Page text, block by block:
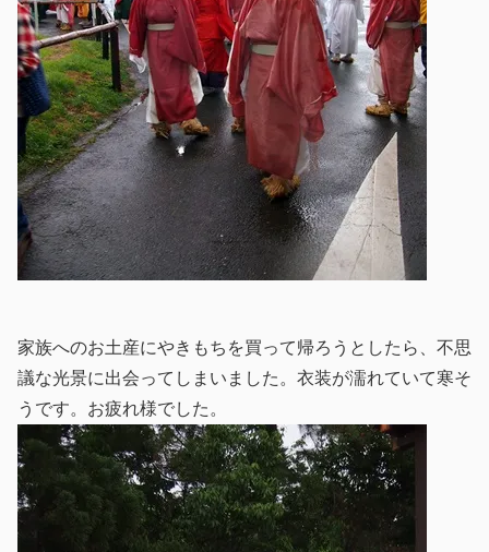
家族へのお土産にやきもちを買って帰ろうとしたら、不思
議な光景に出会ってしまいました。衣装が濡れていて寒そ
うです。お疲れ様でした。